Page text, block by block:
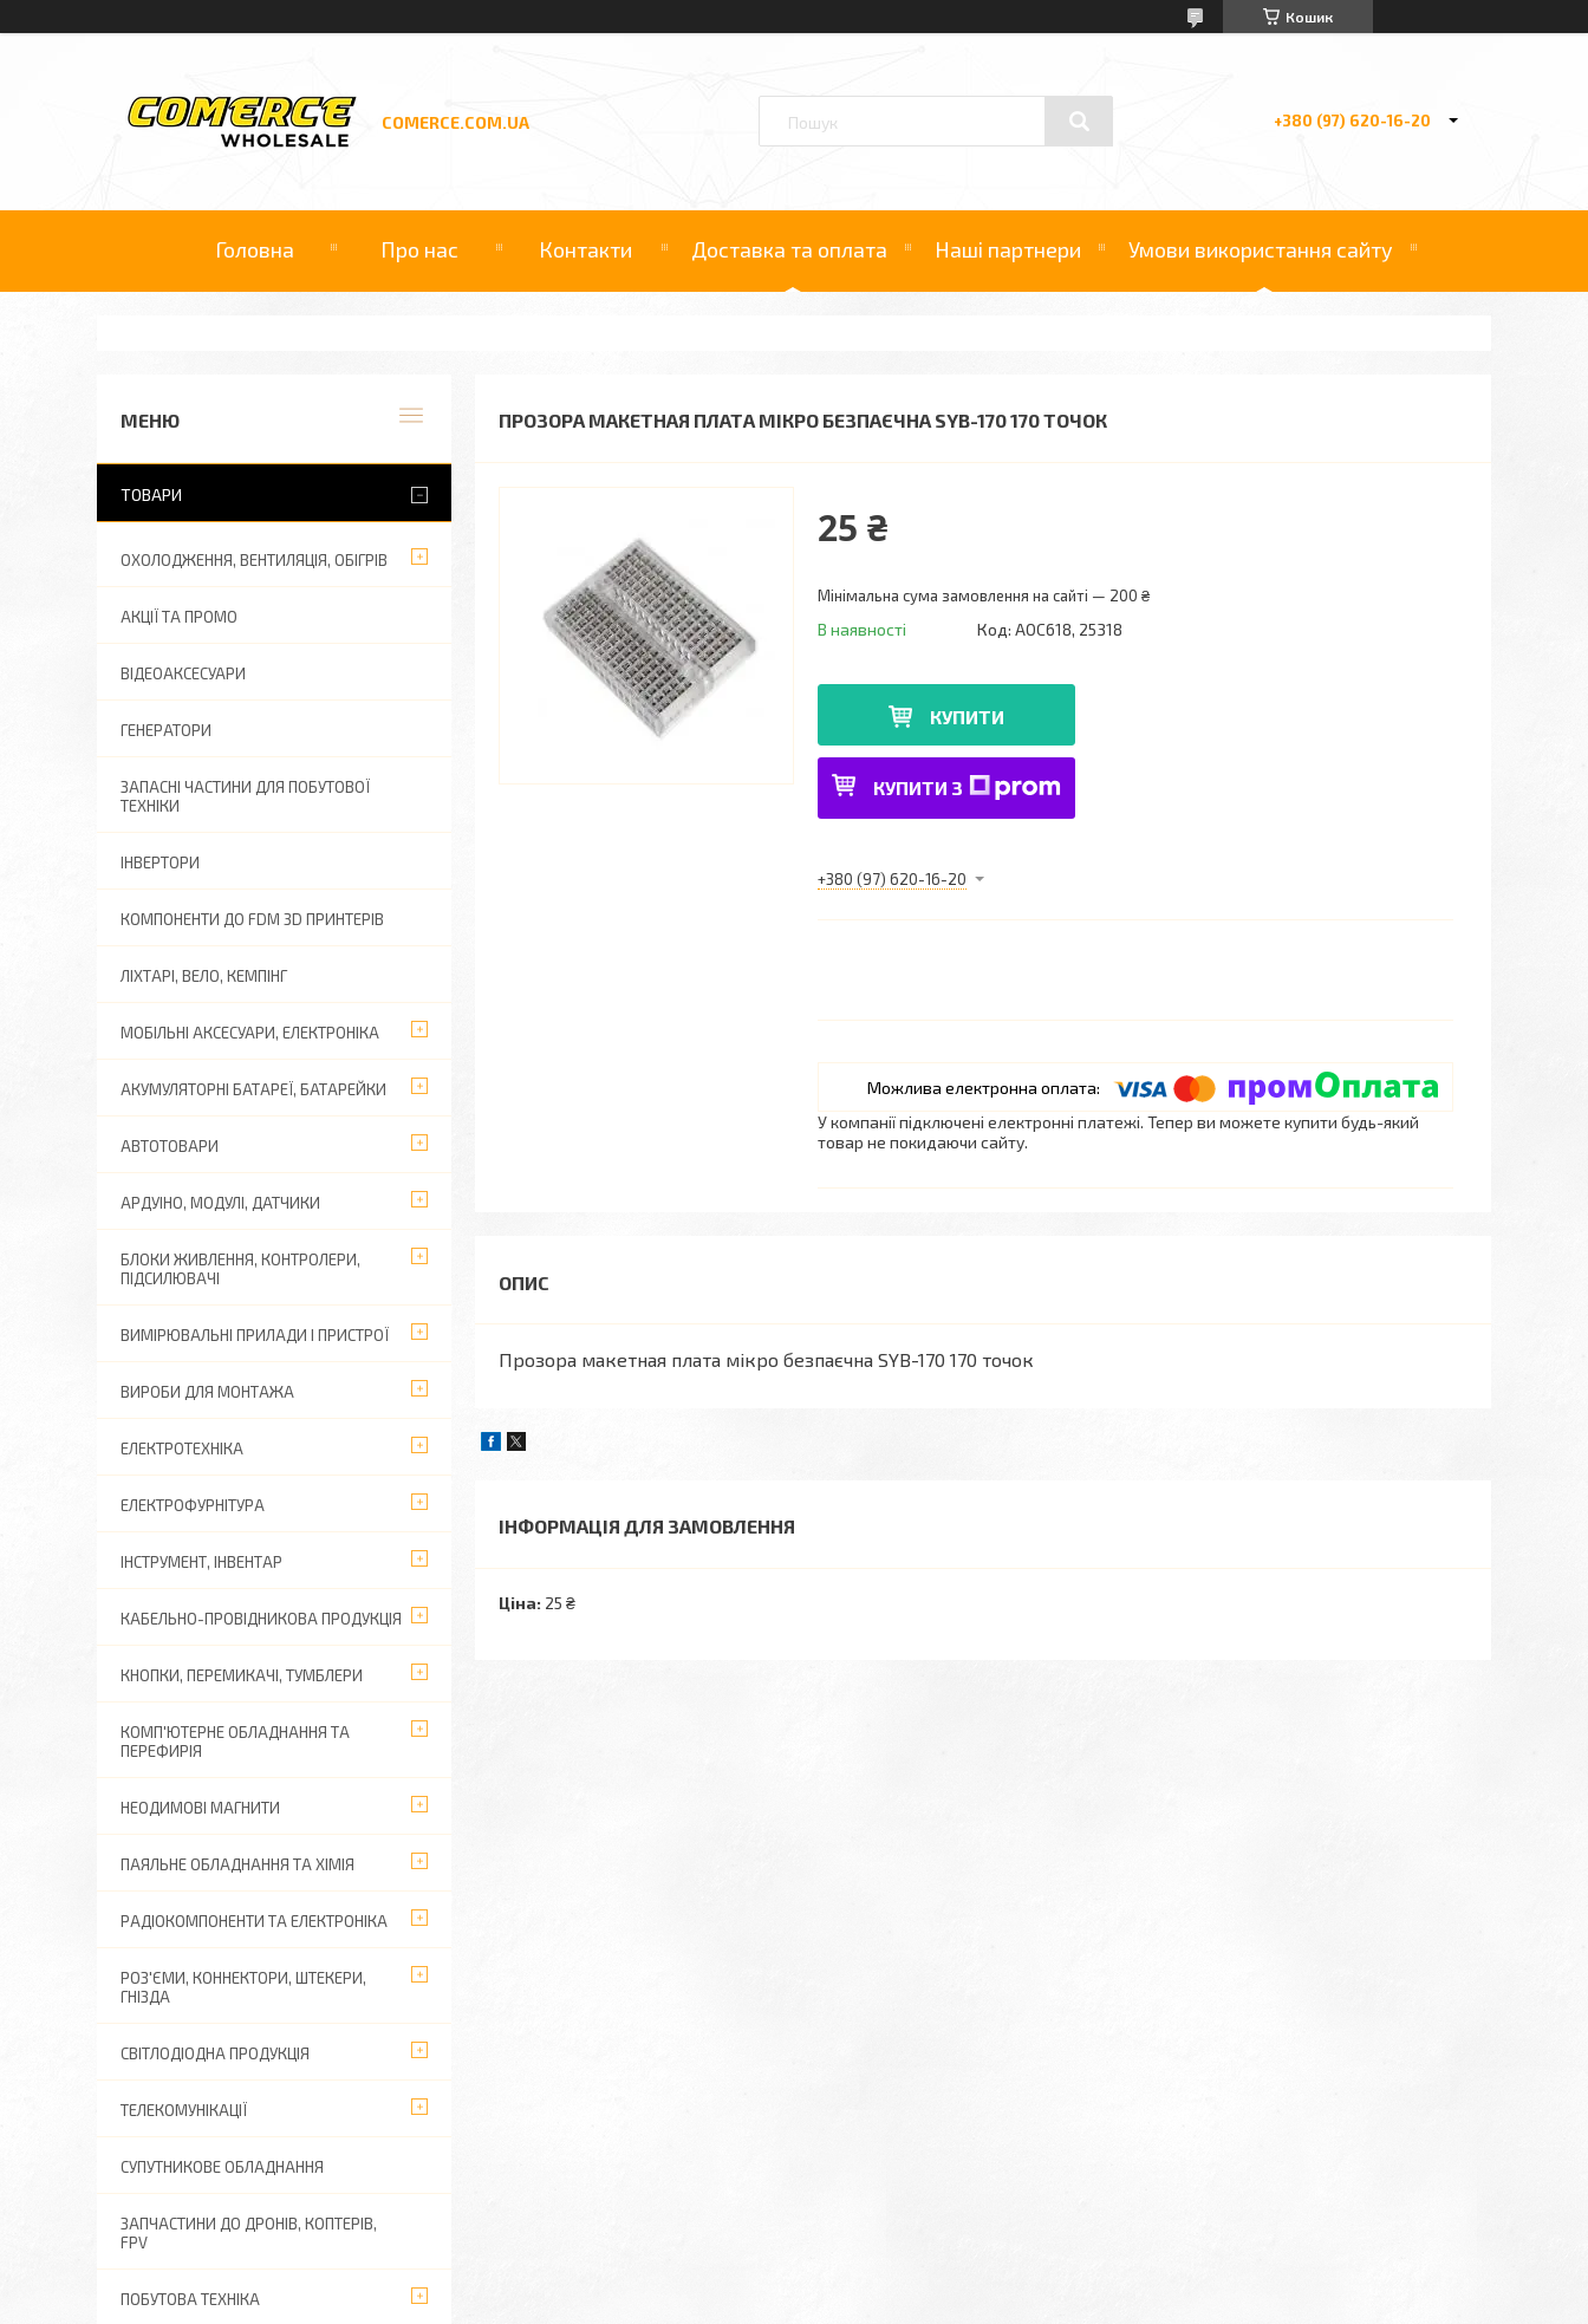
Кошик
COMERCE.COM.UA +380 (97) 620-16-20
Головна Про нас Контакти Доставка та оплата Наші партнери Умови використання сайту
ПРОЗОРА МАКЕТНАЯ ПЛАТА МІКРО БЕЗПАЄЧНА SYB-170 170 ТОЧОК
25 ₴
Мінімальна сума замовлення на сайті — 200 ₴
В наявності Код: AOC618, 25318
КУПИТИ
КУПИТИ З
+380 (97) 620-16-20
У компанії підключені електронні платежі. Тепер ви можете купити будь-який
товар не покидаючи сайту.
Прозора макетная плата мікро безпаєчна SYB-170 170 точок
ІНФОРМАЦІЯ ДЛЯ ЗАМОВЛЕННЯ
Ціна: 25 ₴
ТОВАРИ
ОХОЛОДЖЕННЯ, ВЕНТИЛЯЦІЯ, ОБІГРІВ
АКЦІЇ ТА ПРОМО
ВІДЕОАКСЕСУАРИ
ГЕНЕРАТОРИ
ЗАПАСНІ ЧАСТИНИ ДЛЯ ПОБУТОВОЇ
ТЕХНІКИ
ІНВЕРТОРИ
КОМПОНЕНТИ ДО FDM 3D ПРИНТЕРІВ
ЛІХТАРІ, ВЕЛО, КЕМПІНГ
МОБІЛЬНІ АКСЕСУАРИ, ЕЛЕКТРОНІКА
АКУМУЛЯТОРНІ БАТАРЕЇ, БАТАРЕЙКИ
АВТОТОВАРИ
АРДУІНО, МОДУЛІ, ДАТЧИКИ
БЛОКИ ЖИВЛЕННЯ, КОНТРОЛЕРИ,
ПІДСИЛЮВАЧІ
ВИМІРЮВАЛЬНІ ПРИЛАДИ І ПРИСТРОЇ
ВИРОБИ ДЛЯ МОНТАЖА
ЕЛЕКТРОТЕХНІКА
ЕЛЕКТРОФУРНІТУРА
ІНСТРУМЕНТ, ІНВЕНТАР
КАБЕЛЬНО-ПРОВІДНИКОВА ПРОДУКЦІЯ
КНОПКИ, ПЕРЕМИКАЧІ, ТУМБЛЕРИ
КОМП'ЮТЕРНЕ ОБЛАДНАННЯ ТА
ПЕРЕФИРІЯ
НЕОДИМОВІ МАГНИТИ
ПАЯЛЬНЕ ОБЛАДНАННЯ ТА ХІМІЯ
РАДІОКОМПОНЕНТИ ТА ЕЛЕКТРОНІКА
РОЗ'ЄМИ, КОННЕКТОРИ, ШТЕКЕРИ,
ГНІЗДА
СВІТЛОДІОДНА ПРОДУКЦІЯ
ТЕЛЕКОМУНІКАЦІЇ
СУПУТНИКОВЕ ОБЛАДНАННЯ
ЗАПЧАСТИНИ ДО ДРОНІВ, КОПТЕРІВ,
FPV
ПОБУТОВА ТЕХНІКА